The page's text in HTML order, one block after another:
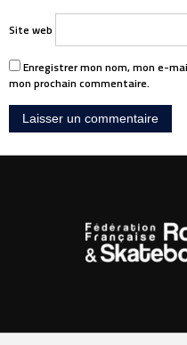
Site web
Enregistrer mon nom, mon e-
mon prochain commentaire.